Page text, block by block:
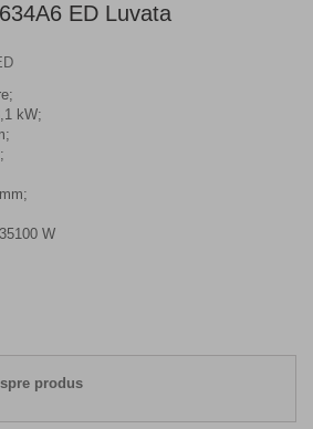
ED Luvata
kW;
W
produs